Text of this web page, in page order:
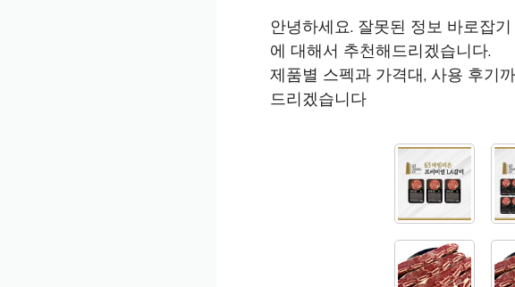
안녕하세요. 잘못된 정보 바로잡
에 대해서 추천해드리겠습니다.
제품별 스펙과 가격대, 사용 후기
드리겠습니다